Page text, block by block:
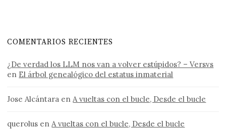
COMENTARIOS RECIENTES
¿De verdad los LLM nos van a volver estúpidos? – Versvs
en El árbol genealógico del estatus inmaterial
Jose Alcántara enA vueltas con el bucle, Desde el bucle
querolus enA vueltas con el bucle, Desde el bucle